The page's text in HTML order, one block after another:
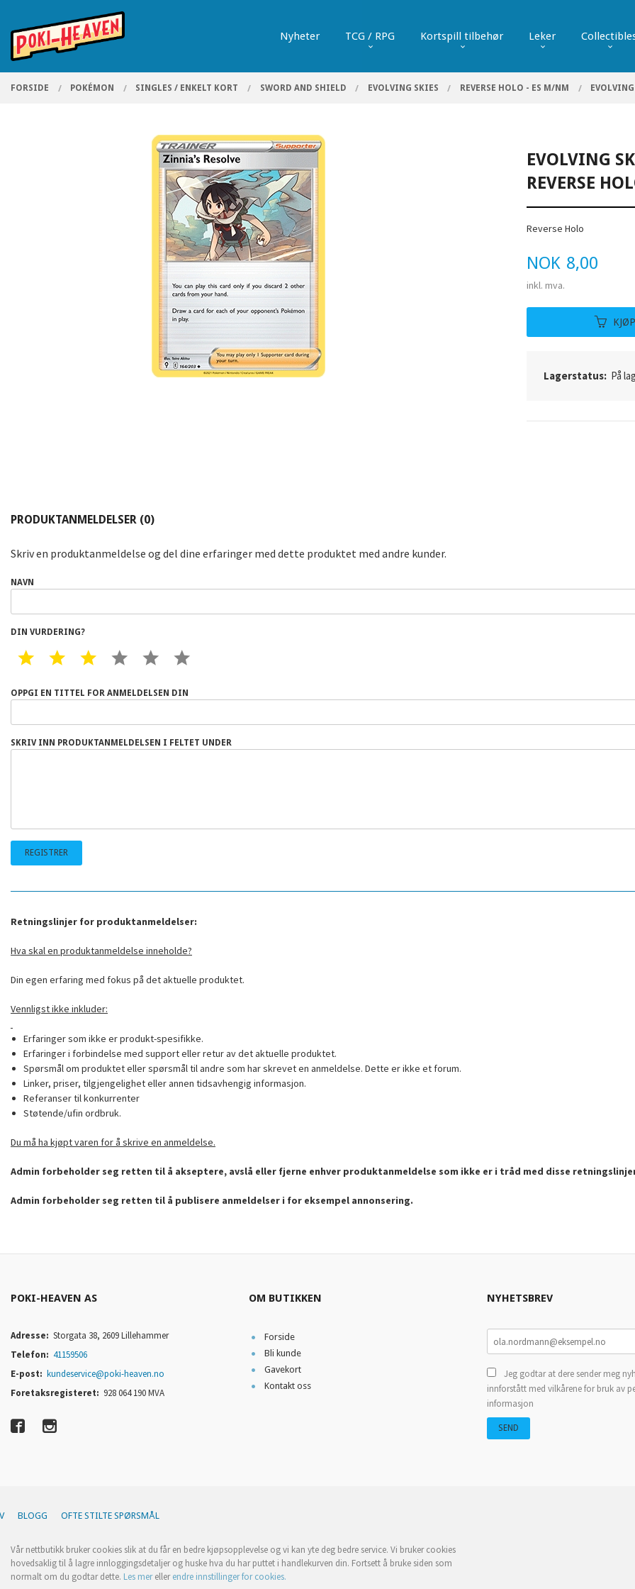
innholdet
PRODUKTER
Nyheter TCG / RPG Kortspill tilbehør Leker
FORSIDE POKÉMON SINGLES / ENKELT KORT SWORD AND SHIELD EVOLVING SKIES REVERSE HOLO - ES M/NM
EVOLVING
REVERSE
Reverse Holo
Pris
NOK 8,00
inkl. mva.
KJØP
Lagerstatus: På
PRODUKTANMELDELSER (0)
Skriv en produktanmeldelse og del dine erfaringer med dette produktet med andre kunder.
NAVN
DIN VURDERING?
1 STAR2 STAR3 STAR4 STAR5 STAR
OPPGI EN TITTEL FOR ANMELDELSEN DIN
SKRIV INN PRODUKTANMELDELSEN I FELTET UNDER
Retningslinjer for produktanmeldelser:
Hva skal en produktanmeldelse inneholde?
Din egen erfaring med fokus på det aktuelle produktet.
Vennligst ikke inkluder:
Erfaringer som ikke er produkt-spesifikke.
Erfaringer i forbindelse med support eller retur av det aktuelle produktet.
Spørsmål om produktet eller spørsmål til andre som har skrevet en anmeldelse. Dette er ikke et forum.
Linker, priser, tilgjengelighet eller annen tidsavhengig informasjon.
Referanser til konkurrenter
Støtende/ufin ordbruk.
Du må ha kjøpt varen for å skrive en anmeldelse.
Admin forbeholder seg retten til å akseptere, avslå eller fjerne enhver produktanmeldelse som ikke er i tråd med disse
Admin forbeholder seg retten til å publisere anmeldelser i for eksempel annonsering.
POKI-HEAVEN AS
Adresse: Storgata 38, 2609 Lillehammer
Telefon: 41159506
E-post: kundeservice@poki-heaven.no
Foretaksregisteret: 928 064 190 MVA
OM BUTIKKEN
Forside
Bli kunde
Gavekort
Kontakt oss
NYHETSBREV
Jeg godtar at dere sender meg
innforstått med vilkårene for bruk av
informasjon
BLOGG OFTE STILTE SPØRSMÅL
Vår nettbutikk bruker cookies slik at du får en bedre kjøpsopplevelse og vi kan yte deg bedre service. Vi bruker cookies
hovedsaklig til å lagre innloggingsdetaljer og huske hva du har puttet i handlekurven din. Fortsett å bruke siden som
normalt om du godtar dette. Les merellerendre innstillinger for cookies.